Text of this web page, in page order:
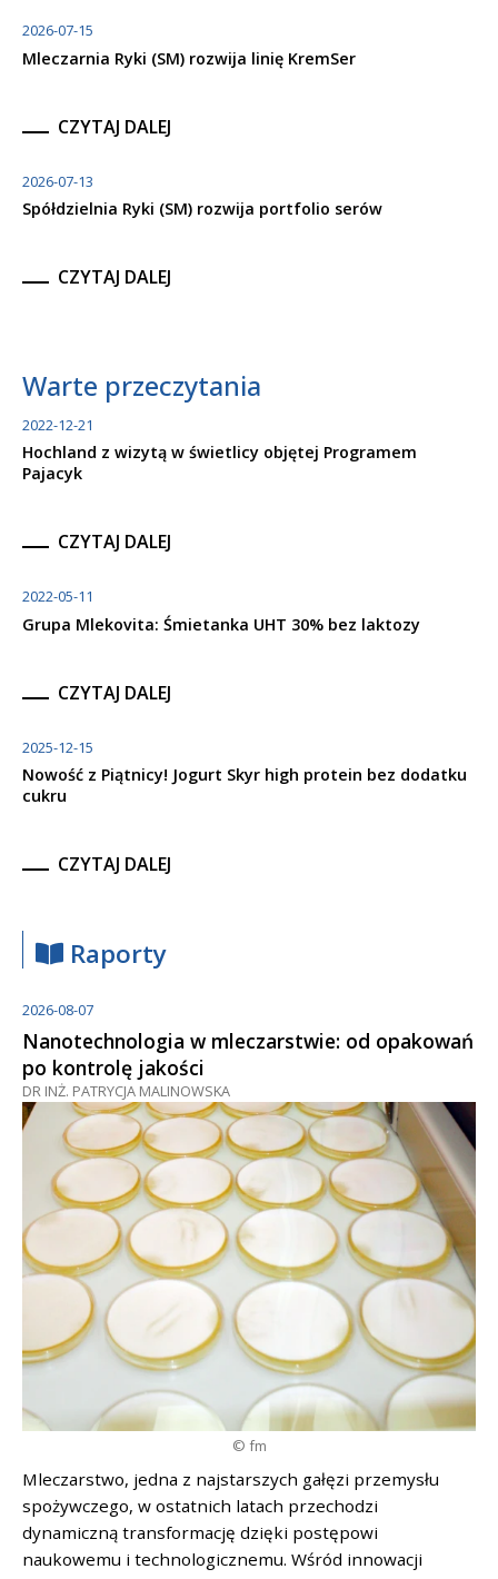
2026-07-15
Mleczarnia Ryki (SM) rozwija linię KremSer
CZYTAJ DALEJ
2026-07-13
Spółdzielnia Ryki (SM) rozwija portfolio serów
CZYTAJ DALEJ
Warte przeczytania
2022-12-21
Hochland z wizytą w świetlicy objętej Programem
Pajacyk
CZYTAJ DALEJ
2022-05-11
Grupa Mlekovita: Śmietanka UHT 30% bez laktozy
CZYTAJ DALEJ
2025-12-15
Nowość z Piątnicy! Jogurt Skyr high protein bez dodatku
cukru
CZYTAJ DALEJ
Raporty
2026-08-07
Nanotechnologia w mleczarstwie: od opakowań
po kontrolę jakości
DR INŻ. PATRYCJA MALINOWSKA
© fm
Mleczarstwo, jedna z najstarszych gałęzi przemysłu
spożywczego, w ostatnich latach przechodzi
dynamiczną transformację dzięki postępowi
naukowemu i technologicznemu. Wśród innowacji